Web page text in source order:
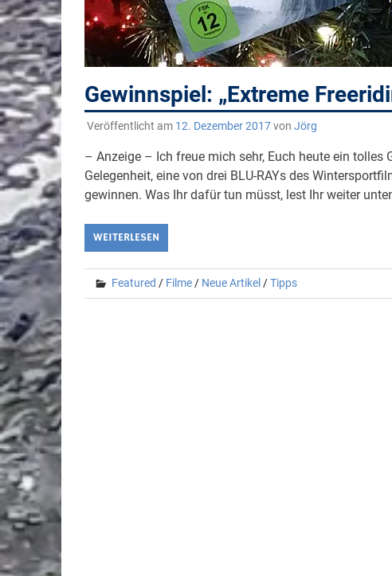
Gewinnspiel: „Extreme
Veröffentlicht am 12. Dezember 2017von Jörg
– Anzeige – Ich freue mich sehr, Euch heute ein
Gelegenheit, eine von drei BLU-RAYs des
gewinnen. Was Ihr dafür tun müsst, lest Ihr weiter
WEITERLESEN
Featured / Filme/ Neue Artikel /Tipps